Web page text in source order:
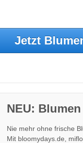
Jetzt
NEU:
Nie mehr ohne frische
Mit bloomydays.de,